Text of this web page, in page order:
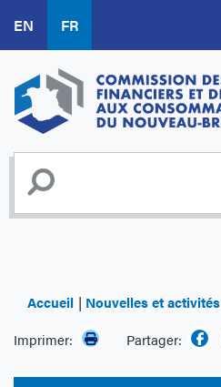
au
contenu
principal
EN FR
Accueil Nouvelles et activités
Imprimer:
Partager: